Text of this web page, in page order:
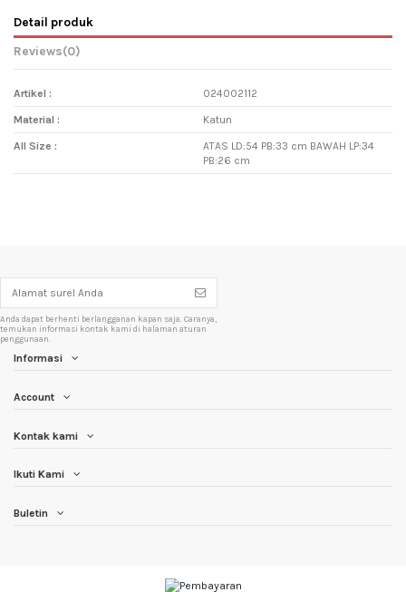
Detail produk
Reviews(0)
Artikel : 024002112
Material : Katun
All Size :
ATAS LD:54 PB:33 cm BAWAH LP:34
PB:26 cm
Anda dapat berhenti berlangganan kapan saja. Caranya,
temukan informasi kontak kami di halaman aturan
penggunaan.
Informasi
Account
Kontak kami
Ikuti Kami
Buletin